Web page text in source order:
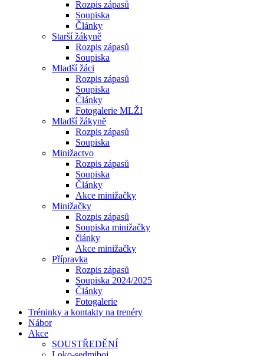
Rozpis zápasů
Soupiska
Články
Starší žákyně
Rozpis zápasů
Soupiska
Mladší žáci
Rozpis zápasů
Soupiska
Články
Fotogalerie MLŽI
Mladší žákyně
Rozpis zápasů
Soupiska
Minižactvo
Rozpis zápasů
Soupiska
Články
Akce minižačky
Minižačky
Rozpis zápasů
Soupiska minižačky
články
Akce minižačky
Přípravka
Rozpis zápasů
Soupiska 2024/2025
Články
Fotogalerie
Tréninky a kontakty na trenéry
Nábor
Akce
SOUSTŘEDĚNÍ